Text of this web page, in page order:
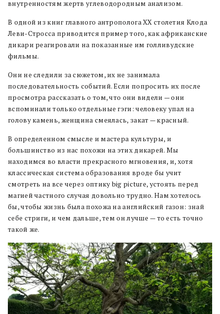
внутренностям жертв углеводородным анализом.
В одной из книг главного антрополога XX столетия Клода
Леви-Стросса приводится пример того, как африканские
дикари реагировали на показанные им голливудские
фильмы.
Они не следили за сюжетом, их не занимала
последовательность событий. Если попросить их после
просмотра рассказать о том, что они видели — они
вспоминали только отдельные гэги: человеку упал на
голову камень, женщина смеялась, закат — красный.
В определенном смысле и мастера культуры, и
большинство из нас похожи на этих дикарей. Мы
находимся во власти прекрасного мгновения, и, хотя
классическая система образования вроде бы учит
смотреть на все через оптику big picture, устоять перед
магией частного случая довольно трудно. Нам хотелось
бы, чтобы жизнь была похожа на английский газон: знай
себе стриги, и чем дальше, тем он лучше — то есть точно
такой же.